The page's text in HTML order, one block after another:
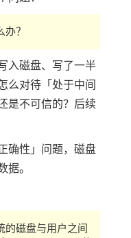
？
入磁盘、写了一半
么对待「处于中间
是不可信的？后续
确性」问题，磁盘
据。
的磁盘与用户之间